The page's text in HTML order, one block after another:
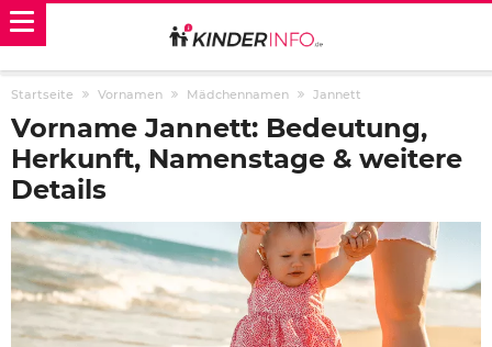
Startseite Vornamen Mädchennamen Jannett
Vorname Jannett: Bedeutung,
Herkunft, Namenstage & weitere
Details